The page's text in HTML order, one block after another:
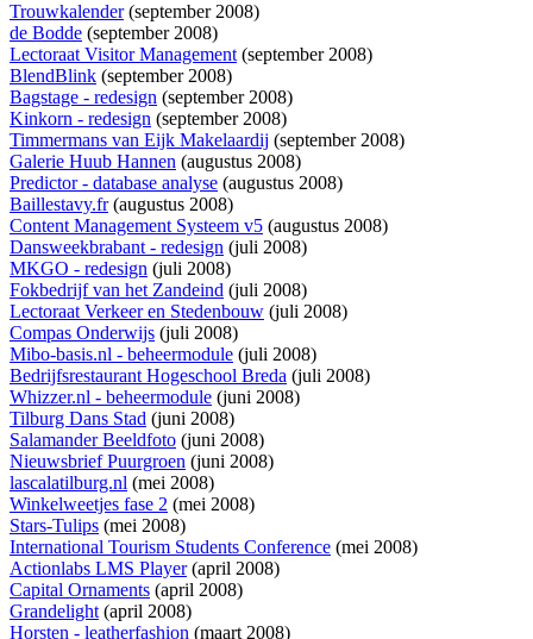
Trouwkalender(september 2008)
de Bodde (september 2008)
Lectoraat Visitor Management(september 2008)
BlendBlink (september 2008)
Bagstage - redesign (september 2008)
Kinkorn - redesign (september 2008)
Timmermans van Eijk Makelaardij (september 2008)
Galerie Huub Hannen (augustus 2008)
Predictor - database analyse (augustus 2008)
Baillestavy.fr(augustus 2008)
Content Management Systeem v5 (augustus 2008)
Dansweekbrabant - redesign (juli 2008)
MKGO - redesign (juli 2008)
Fokbedrijf van het Zandeind (juli 2008)
Lectoraat Verkeer en Stedenbouw (juli 2008)
Compas Onderwijs (juli 2008)
Mibo-basis.nl - beheermodule (juli 2008)
Bedrijfsrestaurant Hogeschool Breda (juli 2008)
Whizzer.nl - beheermodule (juni 2008)
Tilburg Dans Stad (juni 2008)
Salamander Beeldfoto (juni 2008)
Nieuwsbrief Puurgroen (juni 2008)
lascalatilburg.nl (mei 2008)
Winkelweetjes fase 2 (mei 2008)
Stars-Tulips (mei 2008)
International Tourism Students Conference (mei 2008)
Actionlabs LMS Player(april 2008)
Capital Ornaments (april 2008)
Grandelight(april 2008)
Horsten - leatherfashion (maart 2008)